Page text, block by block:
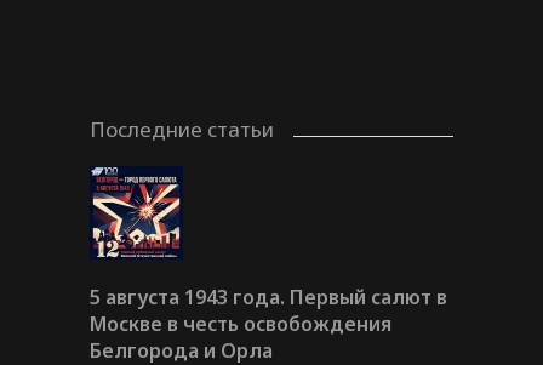
Последние статьи
5 августа 1943 года. Первый салют в
Москве в честь освобождения
Белгорода и Орла